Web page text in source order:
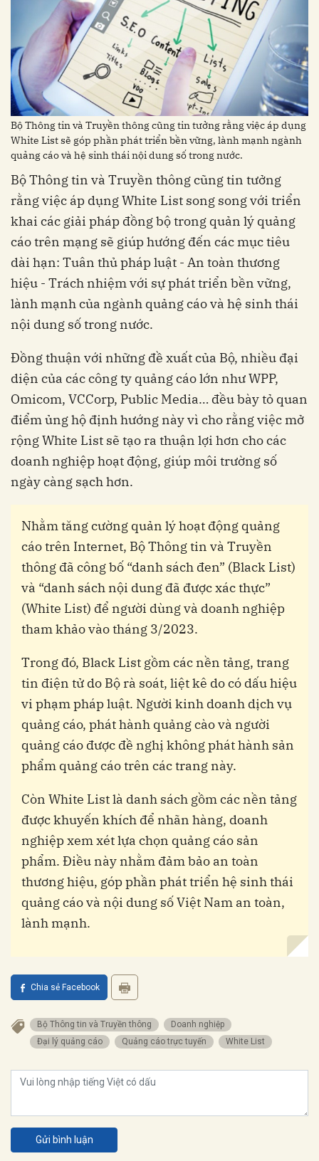
Bộ Thông tin và Truyền thông cũng tin tưởng rằng việc áp dụng
White List sẽ góp phần phát triển bền vững, lành mạnh ngành
quảng cáo và hệ sinh thái nội dung số trong nước.
Bộ Thông tin và Truyền thông cũng tin tưởng
rằng việc áp dụng White List song song với triển
khai các giải pháp đồng bộ trong quản lý quảng
cáo trên mạng sẽ giúp hướng đến các mục tiêu
dài hạn: Tuân thủ pháp luật - An toàn thương
hiệu - Trách nhiệm với sự phát triển bền vững,
lành mạnh của ngành quảng cáo và hệ sinh thái
nội dung số trong nước.
Đồng thuận với những đề xuất của Bộ, nhiều đại
diện của các công ty quảng cáo lớn như WPP,
Omicom, VCCorp, Public Media… đều bày tỏ quan
điểm ủng hộ định hướng này vì cho rằng việc mở
rộng White List sẽ tạo ra thuận lợi hơn cho các
doanh nghiệp hoạt động, giúp môi trường số
ngày càng sạch hơn.
Nhằm tăng cường quản lý hoạt động quảng
cáo trên Internet, Bộ Thông tin và Truyền
thông đã công bố “danh sách đen” (Black List)
và “danh sách nội dung đã được xác thực”
(White List) để người dùng và doanh nghiệp
tham khảo vào tháng 3/2023.
Trong đó, Black List gồm các nền tảng, trang
tin điện tử do Bộ rà soát, liệt kê do có dấu hiệu
vi phạm pháp luật. Người kinh doanh dịch vụ
quảng cáo, phát hành quảng cào và người
quảng cáo được đề nghị không phát hành sản
phẩm quảng cáo trên các trang này.
Còn White List là danh sách gồm các nền tảng
được khuyến khích để nhãn hàng, doanh
nghiệp xem xét lựa chọn quảng cáo sản
phẩm. Điều này nhằm đảm bảo an toàn
thương hiệu, góp phần phát triển hệ sinh thái
quảng cáo và nội dung số Việt Nam an toàn,
lành mạnh.
Chia sẻ Facebook
Bộ Thông tin và Truyền thông
doanh nghiệp
đại lý quảng cáo
quảng cáo trực tuyến White List
Gửi bình luận